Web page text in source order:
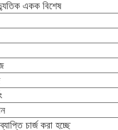
একক বিশেষ
চার্জ করা হচ্ছে